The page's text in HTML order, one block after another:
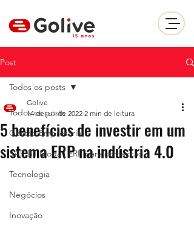
Post
Todos os posts
Gestão Empresarial
SAP B1 Moda | ERP para confecçao
Tecnologia
Negócios
Inovação
Todos os posts
5 benefícios de investir em um
sistema ERP na indústria 4.0
Golive
14 de jul. de 2022 2 min de leitura